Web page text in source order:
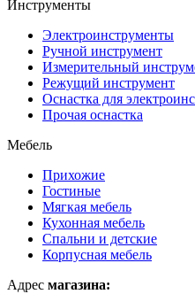
Инструменты
Электроинструменты
Ручной инструмент
Измерительный
Режущий инструмент
Оснастка для
Прочая оснастка
Мебель
Прихожие
Гостиные
Мягкая мебель
Кухонная мебель
Спальни и детские
Корпусная мебель
Адрес магазина: